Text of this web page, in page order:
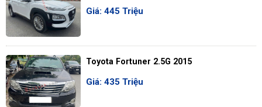
Giá: 445 Triệu
Toyota Fortuner 2.5G 2015
Giá: 435 Triệu